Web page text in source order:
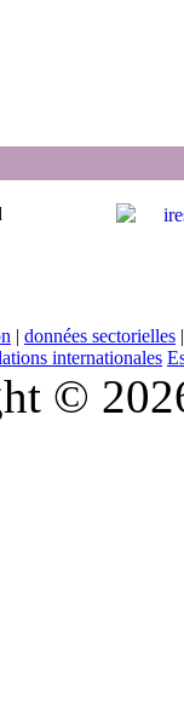
| données sectorielles |
internationales
©